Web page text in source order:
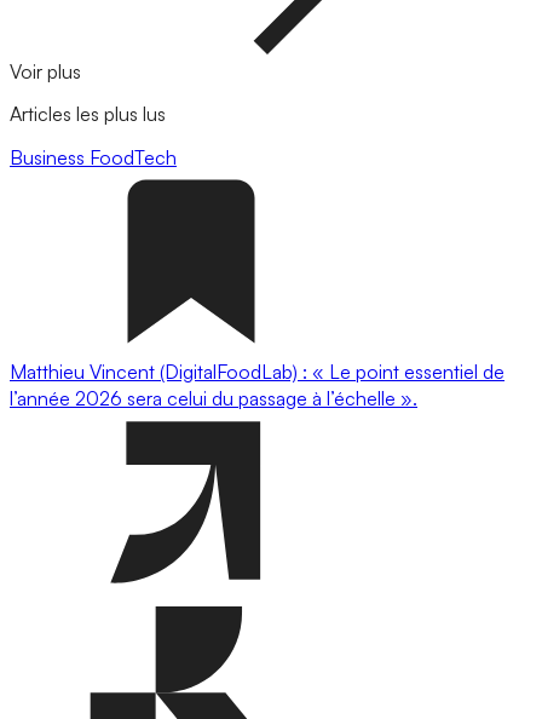
Voir plus
Articles les plus lus
Business FoodTech
Matthieu Vincent (DigitalFoodLab) : « Le point essentiel de
l’année 2026 sera celui du passage à l’échelle ».